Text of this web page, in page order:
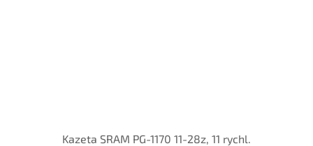
Kazeta SRAM PG-1170 11-28z, 11 rychl.